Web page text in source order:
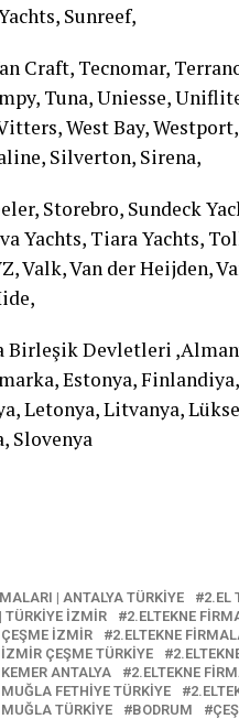
Sunreef,
Craft, Tecnomar,
Tuna, Uniesse,
West Bay,
Silverton, Sirena,
Storebro, Sundeck
Yachts, Tiara Yachts,
Valk, Van der Heijden,
Birleşik Devletleri
Estonya,
Letonya, Litvanya,
Slovenya
| ANTALYA TÜRKİYE
2.EL
TÜRKİYE İZMİR
2.ELTEKNE
İZMİR
2.ELTEKNE
ÇEŞME TÜRKİYE
ANTALYA
2.ELTEKNE
FETHİYE TÜRKİYE
TÜRKİYE
BODRUM